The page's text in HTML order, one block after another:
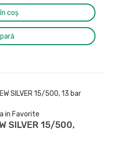
678 x 1578 mm
coș
in Favorite
SILVER 15/500,